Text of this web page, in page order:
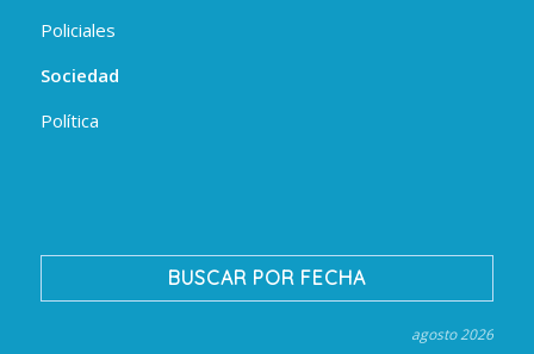
Policiales
Sociedad
Política
BUSCAR POR FECHA
agosto 2026